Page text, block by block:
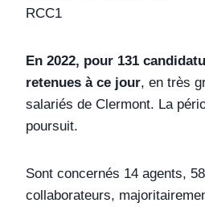
RCC1
En 2022, pour 131
retenues à ce jour, en très
salariés de Clermont. La
poursuit.
Sont concernés 14 agents,
collaborateurs,